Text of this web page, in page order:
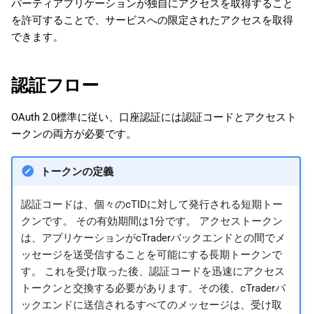
한국어
必要なProtoBufメッセージ
を送信する
る
HTTPリクエストを送信す
る
Protobufメッセージを送
Playgroundを使用する
パーティアプリケーションが独自にアクセスを取得すること
を許可することで、サービスへの限定されたアクセスを取得
できます。
認証フロー
OAuth 2.0標準に従い、口座認証には認証コードとアクセスト
ークンの両方が必要です。
トークンの定義
認証コードは、個々のcTIDに対して発行される短期トー
クンです。 その有効期間は1分です。 アクセストークン
は、アプリケーションがcTraderバックエンドとの間でメ
ッセージを送受信することを可能にする長期トークンで
す。 これを受け取った後、認証コードを迅速にアクセス
トークンと交換する必要があります。その後、cTraderバ
ックエンドに送信されるすべてのメッセージは、受け取